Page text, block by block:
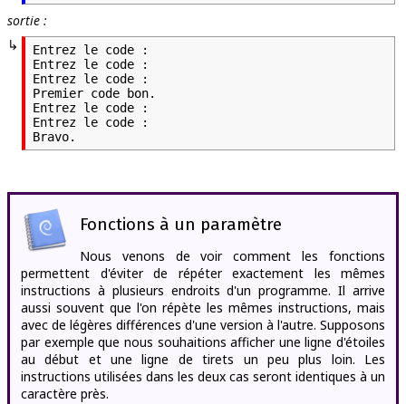
sortie :
Entrez le code :
Entrez le code :
Entrez le code :
Premier code bon.
Entrez le code :
Entrez le code :
Bravo.
Fonctions à un paramètre
Nous venons de voir comment les fonctions
permettent d'éviter de répéter exactement les mêmes
instructions à plusieurs endroits d'un programme. Il arrive
aussi souvent que l'on répète les mêmes instructions, mais
avec de légères différences d'une version à l'autre. Supposons
par exemple que nous souhaitions afficher une ligne d'étoiles
au début et une ligne de tirets un peu plus loin. Les
instructions utilisées dans les deux cas seront identiques à un
caractère près.